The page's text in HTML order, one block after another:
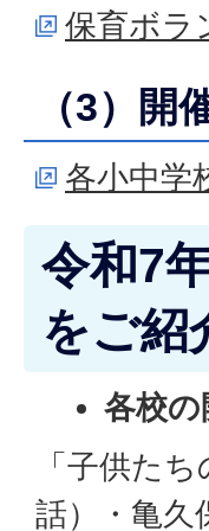
保育ボラ
（3）開
各小中学
令和7
をご紹
各校の
「子供た
話）・亀久